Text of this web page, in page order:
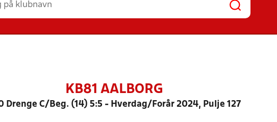
KB81 AALBORG
Drenge C/Beg. (14) 5:5 - Hverdag/Forår 2024, Pulje 127